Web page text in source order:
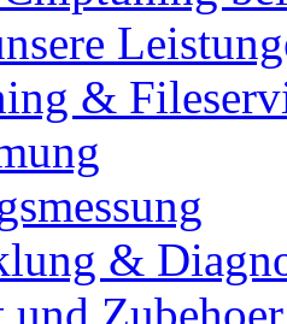
&
&
und Zubehoer